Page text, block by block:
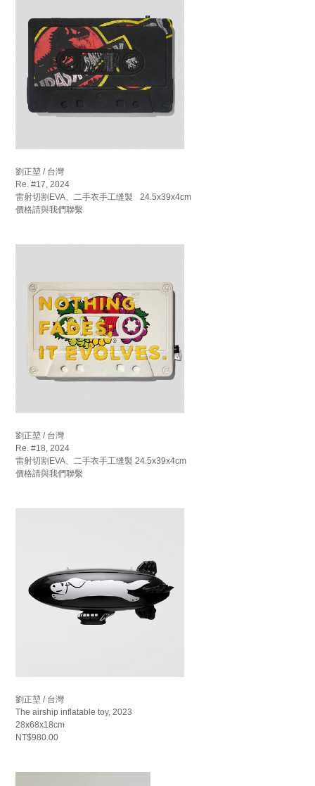
劉正堃 / 台灣
Re. #17, 2024
雷射切割EVA、二手衣手工缝製 24.5x39x4cm
價格請與我們聯繫
劉正堃 / 台灣
Re. #18, 2024
雷射切割EVA、二手衣手工缝製 24.5x39x4cm
價格請與我們聯繫
劉正堃 / 台灣
The airship inflatable toy, 2023
28x68x18cm
NT$980.00